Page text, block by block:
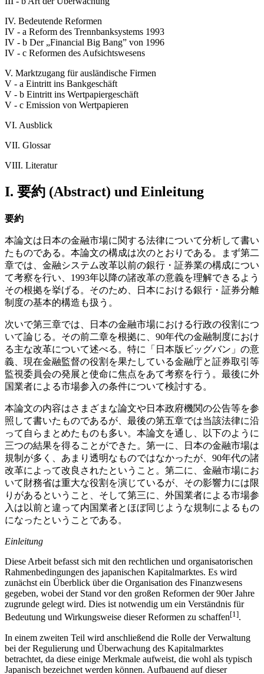
IV. Bedeutende Reformen
IV - a Reform des Trennbanksystems 1993
IV - b Der „Financial Big Bang” von 1996
IV - c Reformen des Aufsichtswesens
V. Marktzugang für ausländische Firmen
V - a Eintritt ins Bankgeschäft
V - b Eintritt ins Wertpapiergeschäft
V - c Emission von Wertpapieren
VI. Ausblick
VII. Glossar
VIII. Literatur
I. 要約 (Abstract) und Einleitung
要約
本論文は日本の金融市場に関する法律について分析して書い
たものである。本論文の構成は次のとおりである。まず第二
章では、金融システム改革以前の銀行・証券業の構成につい
て考察を行い、1993年以降の諸改革の意義を理解できるよう
その根拠を挙げる。そのため、日本における銀行・証券分離
制度の基本的構造も扱う。
次いで第三章では、日本の金融市場における行政の役割につ
いて論じる。その前二章を根拠に、90年代の金融制度におけ
る主な改革について述べる。特に「日本版ビッグバン」の意
義、現在金融監督の役割を果たしている金融庁と証券取引等
監視委員会の発展と使命に焦点をあて考察を行う。最後に外
国業者による市場参入の条件について検討する。
本論文の内容はさまざまな論文や日本政府機関の公告等を参
照して書いたものであるが、最後の第五章では当該法律に沿
って自らまとめたものも多い。本論文を通し、以下のように
三つの結果を得ることができた。第一に、日本の金融市場は
規制が多く、あまり透明なものではなかったが、90年代の諸
改革によって改良されたということ。第二に、金融市場にお
いて財務省は重大な役割を演じているが、その影響力には限
りがあるということ、そして第三に、外国業者による市場参
入は以前と違って内国業者とほぼ同じような規制によるもの
になったということである。
Einleitung
Diese Arbeit befasst sich mit den rechtlichen und organisatorischen
Rahmenbedingungen des japanischen Kapitalmarktes. Es wird
zunächst ein Überblick über die Organisation des Finanzwesens
gegeben, wobei der Stand vor den großen Reformen der 90er Jahre
zugrunde gelegt wird. Dies ist notwendig um ein Verständnis für
Bedeutung und Wirkungsweise dieser Reformen zu schaffen[1].
In einem zweiten Teil wird anschließend die Rolle der Verwaltung
bei der Regulierung und Überwachung des Kapitalmarktes
betrachtet, da diese einige Merkmale aufweist, die wohl als typisch
Japanisch bezeichnet werden können. Aufbauend auf dieser